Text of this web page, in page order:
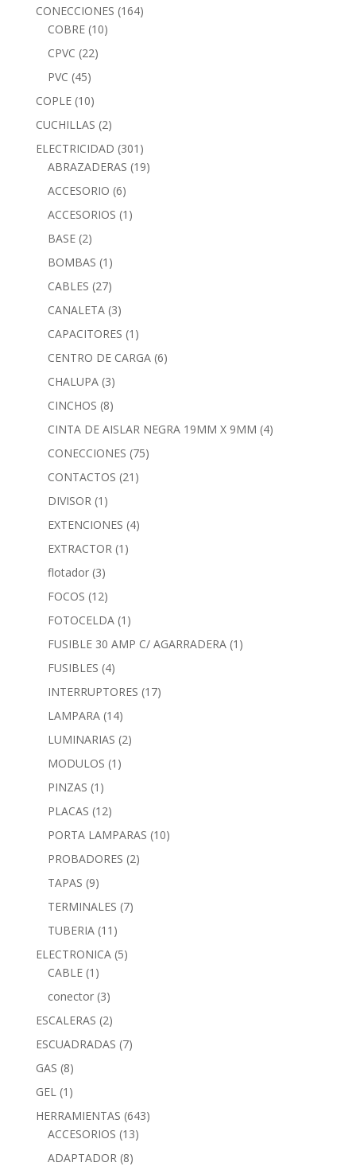
CONECCIONES (164)
COBRE (10)
CPVC (22)
PVC (45)
COPLE (10)
CUCHILLAS (2)
ELECTRICIDAD (301)
ABRAZADERAS (19)
ACCESORIO (6)
ACCESORIOS (1)
BASE (2)
BOMBAS (1)
CABLES (27)
CANALETA (3)
CAPACITORES (1)
CENTRO DE CARGA (6)
CHALUPA (3)
CINCHOS (8)
CINTA DE AISLAR NEGRA 19MM X 9MM (4)
CONECCIONES (75)
CONTACTOS (21)
DIVISOR (1)
EXTENCIONES (4)
EXTRACTOR (1)
flotador (3)
FOCOS (12)
FOTOCELDA (1)
FUSIBLE 30 AMP C/ AGARRADERA (1)
FUSIBLES (4)
INTERRUPTORES (17)
LAMPARA (14)
LUMINARIAS (2)
MODULOS (1)
PINZAS (1)
PLACAS (12)
PORTA LAMPARAS (10)
PROBADORES (2)
TAPAS (9)
TERMINALES (7)
TUBERIA (11)
ELECTRONICA (5)
CABLE (1)
conector (3)
ESCALERAS (2)
ESCUADRADAS (7)
GAS (8)
GEL (1)
HERRAMIENTAS (643)
ACCESORIOS (13)
ADAPTADOR (8)